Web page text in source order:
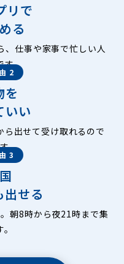
リで
る
、仕事や家事で忙しい人
す。
2
を
いい
出せて受け取れるので
。
3
出せる
朝8時から夜21時まで集